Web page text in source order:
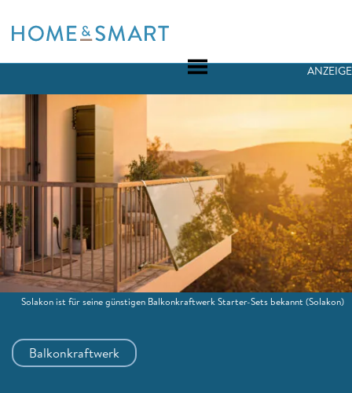
to
Balkonkraftwerk
ANZEIGE
Solakon ist für seine günstigen Balkonkraftwerk Starter-Sets bekannt (Solakon)